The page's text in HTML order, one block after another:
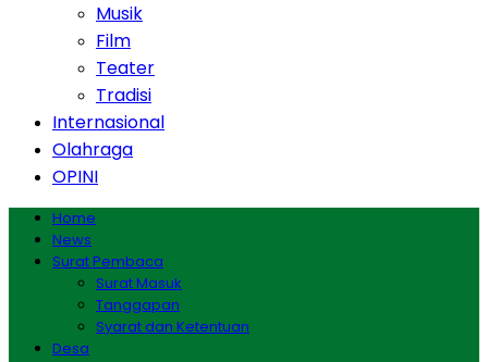
Musik
Film
Teater
Tradisi
Internasional
Olahraga
OPINI
Home
News
Surat Pembaca
Surat Masuk
Tanggapan
Syarat dan Ketentuan
Desa